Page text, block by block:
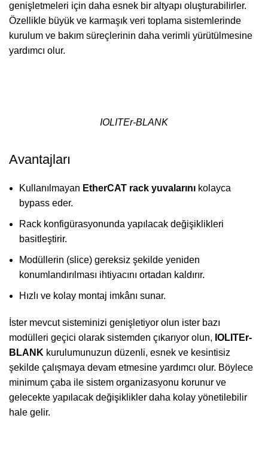
genişletmeleri için daha esnek bir altyapı oluşturabilirler.
Özellikle büyük ve karmaşık veri toplama sistemlerinde
kurulum ve bakım süreçlerinin daha verimli yürütülmesine
yardımcı olur.
IOLITEr-BLANK
Avantajları
Kullanılmayan EtherCAT rack yuvalarını kolayca
bypass eder.
Rack konfigürasyonunda yapılacak değişiklikleri
basitleştirir.
Modüllerin (slice) gereksiz şekilde yeniden
konumlandırılması ihtiyacını ortadan kaldırır.
Hızlı ve kolay montaj imkânı sunar.
İster mevcut sisteminizi genişletiyor olun ister bazı
modülleri geçici olarak sistemden çıkarıyor olun, IOLITEr-
BLANK kurulumunuzun düzenli, esnek ve kesintisiz
şekilde çalışmaya devam etmesine yardımcı olur. Böylece
minimum çaba ile sistem organizasyonu korunur ve
gelecekte yapılacak değişiklikler daha kolay yönetilebilir
hale gelir.